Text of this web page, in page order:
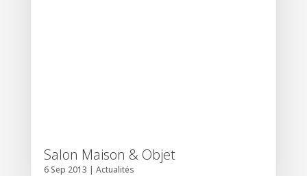
Salon Maison & Objet
6 Sep 2013 | Actualités